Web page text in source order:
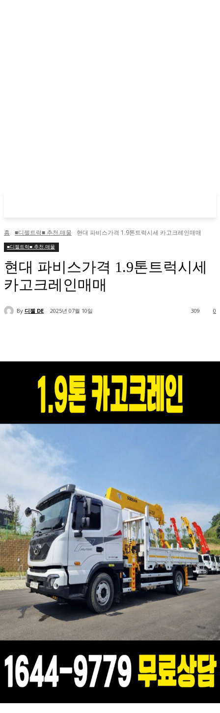
홈 ■디젤트럭■ 추천.매물 현대 파비스가격 1.9톤트럭시세 카고크레인매매
■디젤트럭■ 추천.매물
현대 파비스가격 1.9톤트럭시세
카고크레인매매
By 디젤 DE 2025년 07월 10일 0
309